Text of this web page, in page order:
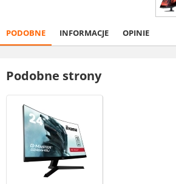
PODOBNE INFORMACJE OPINIE
Podobne strony